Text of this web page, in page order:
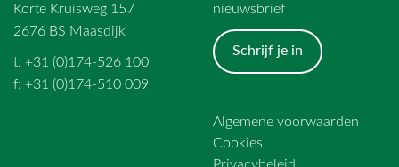
Korte Kruisweg 157
2676 BS Maasdijk
t: +31 (0)174-526 100
f: +31 (0)174-510 009
nieuwsbrief
Schrijf je in
Algemene voorwaarden
Cookies
Privacybeleid